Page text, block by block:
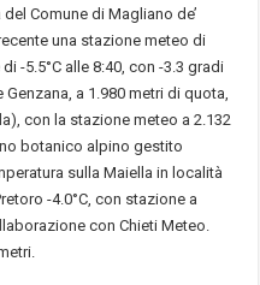
Comune di Magliano de’
una stazione meteo di
-5.5°C alle 8:40, con -3.3 gradi
a 1.980 metri di quota,
con la stazione meteo a 2.132
botanico alpino gestito
sulla Maiella in località
-4.0°C, con stazione a
con Chieti Meteo.